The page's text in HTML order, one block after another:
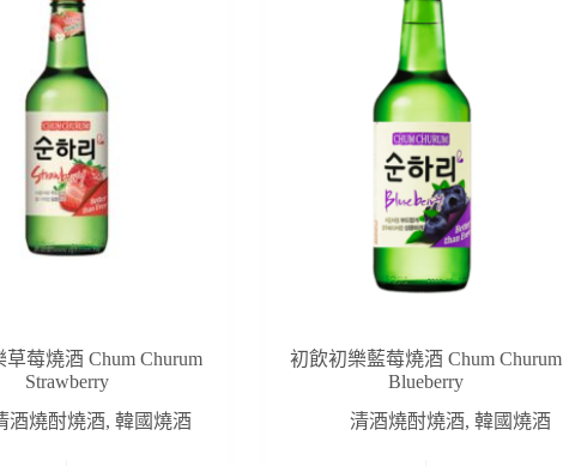
莓燒酒 Chum Churum
Strawberry
酒燒酎燒酒, 韓國燒酒
初飲初樂藍莓燒酒 Chum Churum
Blueberry
清酒燒酎燒酒, 韓國燒酒